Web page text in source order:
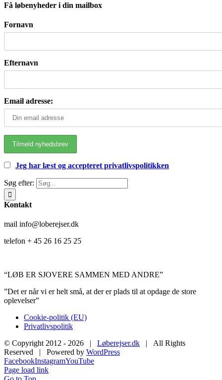
Få løbenyheder i din mailbox
Fornavn
Efternavn
Email adresse:
Jeg har læst og accepteret privatlivspolitikken
Søg efter:
Kontakt
mail info@loberejser.dk
telefon + 45 26 16 25 25
“LØB ER SJOVERE SAMMEN MED ANDRE”
”Det er når vi er helt små, at der er plads til at opdage de store
oplevelser”
Cookie-politik (EU)
Privatlivspolitik
© Copyright 2012 - 2026 | Løberejser.dk | All Rights
Reserved | Powered by WordPress
FacebookInstagramYouTube
Page load link